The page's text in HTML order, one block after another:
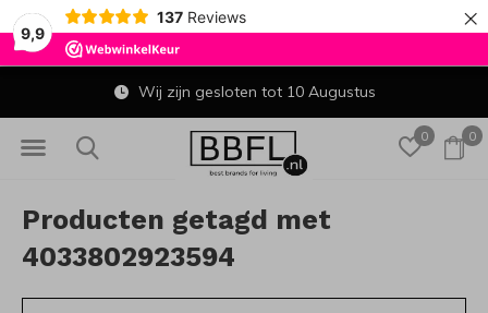
9,9
137 Reviews ×
0 0
Wij zijn gesloten tot 10 Augustus
Producten getagd met
4033802923594